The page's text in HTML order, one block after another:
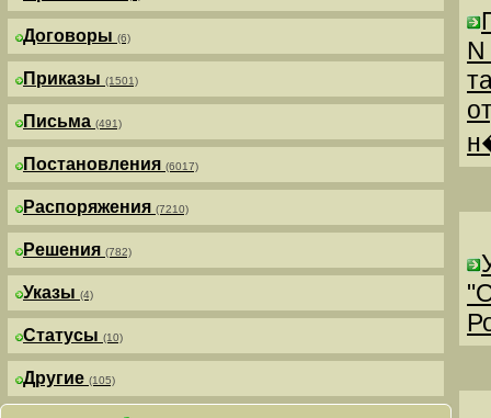
Договоры (6)
Приказы (1501)
Письма (491)
Постановления (6017)
Распоряжения (7210)
Решения (782)
Указы (4)
Статусы (10)
Другие (105)